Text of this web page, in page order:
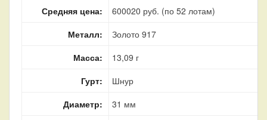
Средняя цена:
600020 руб. (по 52 лотам)
Металл:
Золото 917
Масса:
13,09 г
Гурт:
Шнур
Диаметр:
31 мм